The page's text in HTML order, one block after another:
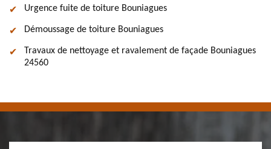
Urgence fuite de toiture Bouniagues
Démoussage de toiture Bouniagues
Travaux de nettoyage et ravalement de façade Bouniagues
24560